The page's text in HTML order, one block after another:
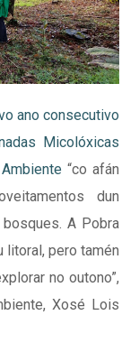
ano consecutivo
Micolóxicas
“co afán
dun
A Pobra
litoral, pero tamén
no outono”,
Xosé Lois